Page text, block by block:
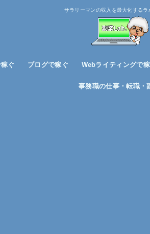
サラリーマンの収入を最大化するラ
ぐ ブログで稼ぐ
アフィリエイトで稼ぐ
Webライティングで
事務職の仕事・転職・